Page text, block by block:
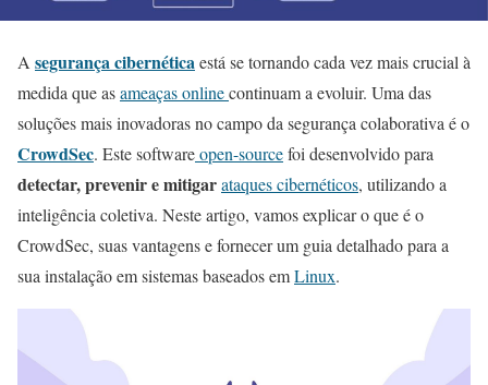
A segurança cibernéticaestá se tornando cada vez mais crucial à
medida que asameaças onlinecontinuam a evoluir. Uma das
soluções mais inovadoras no campo da segurança colaborativa é o
CrowdSec. Este softwareopen-sourcefoi desenvolvido para
detectar, prevenir e mitigarataques cibernéticos, utilizando a
inteligência coletiva. Neste artigo, vamos explicar o que é o
CrowdSec, suas vantagens e fornecer um guia detalhado para a
sua instalação em sistemas baseados emLinux.